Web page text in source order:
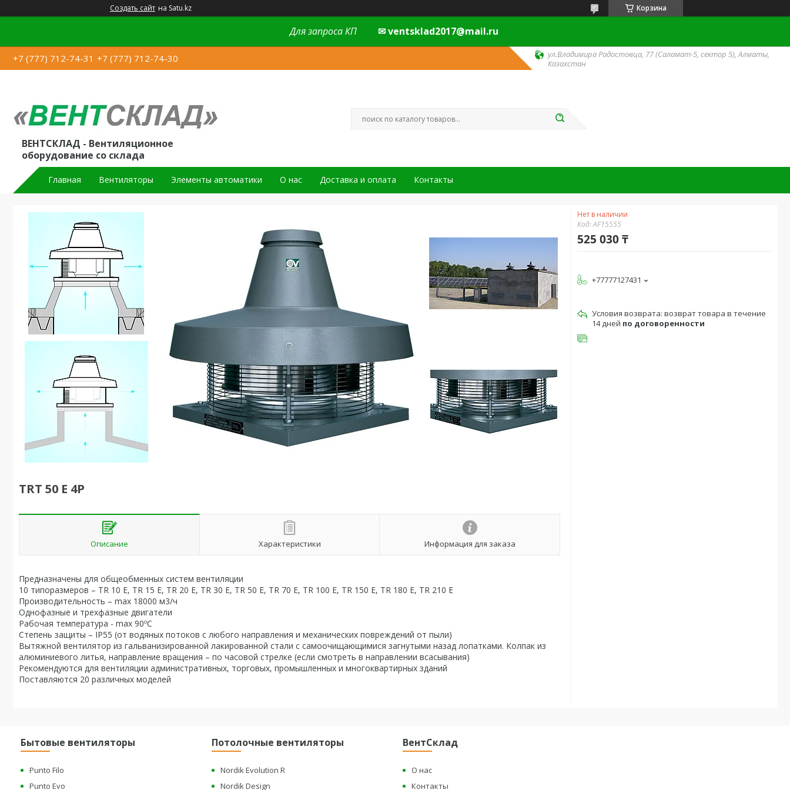
Создать сайт на Satu.kz Корзина
Для запроса КП ✉ ventsklad2017@mail.ru
+7 (777) 712-74-31 +7 (777) 712-74-30
ул.Владимира Радостовца, 77 (Саламат-5, сектор 5), Алматы,
Казахстан
ВЕНТСКЛАД - Вентиляционное
оборудование со склада
Главная Вентиляторы Элементы автоматики О нас Доставка и оплата Контакты
TRT 50 E 4P
Описание Характеристики Информация для заказа
Предназначены для общеобменных систем вентиляции
10 типоразмеров – TR 10 E, TR 15 E, TR 20 E, TR 30 E, TR 50 E, TR 70 E, TR 100 E, TR 150 E, TR 180 E, TR 210 E
Производительность – max 18000 м3/ч
Однофазные и трехфазные двигатели
Рабочая температура - max 90ºC
Степень защиты – IP55 (от водяных потоков с любого направления и механических повреждений от пыли)
Вытяжной вентилятор из гальванизированной лакированной стали с самоочищающимися загнутыми назад лопатками. Колпак из
алюминиевого литья, направление вращения – по часовой стрелке (если смотреть в направлении всасывания)
Рекомендуются для вентиляции административных, торговых, промышленных и многоквартирных зданий
Поставляются 20 различных моделей
Нет в наличии
Код:AF15555
525 030 ₸
+77777127431
возврат товара в течение
14 дней по договоренности
Бытовые вентиляторы
Punto Filo
Punto Evo
Потолочные вентиляторы
Nordik Evolution R
Nordik Design
ВентСклад
О нас
Контакты